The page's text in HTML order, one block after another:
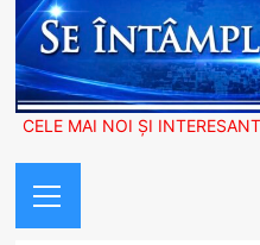
CELE MAI NOI ȘI
Menu